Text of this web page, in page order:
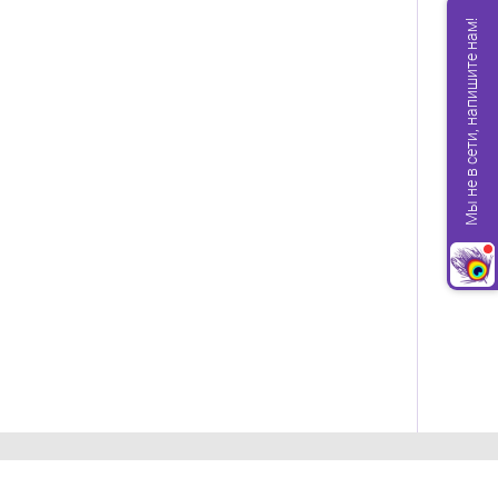
Мы не в сети, напишите нам!